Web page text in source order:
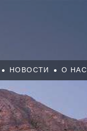
НОВОСТИ О НАС